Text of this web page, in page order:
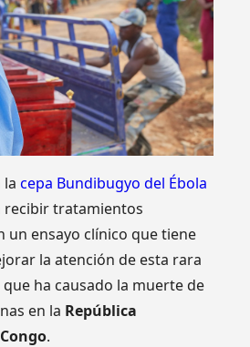
lacepa Bundibugyo del Ébola
recibir tratamientos
un ensayo clínico que tiene
la atención de esta rara
ha causado la muerte de
en la República
.